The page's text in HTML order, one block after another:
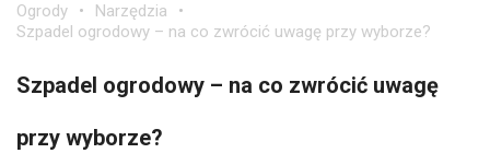
Ogrody
Narzędzia
Szpadel ogrodowy – na co zwrócić uwagę przy wyborze?
Szpadel ogrodowy – na co zwrócić uwagę
przy wyborze?